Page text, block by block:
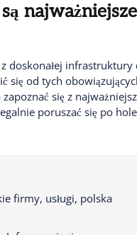
doskonałej
się od tych
się z
poruszać się po